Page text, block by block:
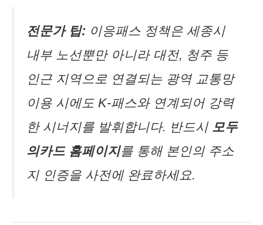
전문가 팁: 이응패스 정책은 세종시
내부 노선뿐만 아니라 대전, 청주 등
인근 지역으로 연결되는 광역 교통망
이용 시에도 K-패스와 연계되어 강력
한 시너지를 발휘합니다. 반드시 모두
의카드 홈페이지를 통해 본인의 주소
지 인증을 사전에 완료하세요.